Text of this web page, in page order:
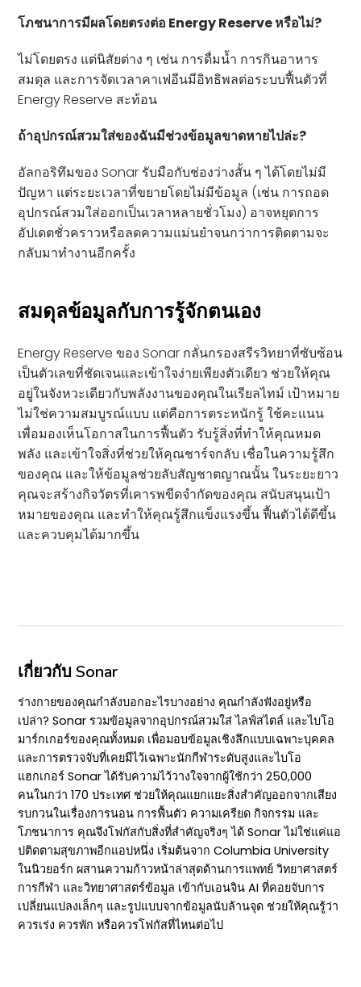
โภชนาการมีผลโดยตรงต่อ Energy Reserve หรือไม่?
ไม่โดยตรง แต่นิสัยต่าง ๆ เช่น การดื่มน้ำ การกินอาหาร
สมดุล และการจัดเวลาคาเฟอีนมีอิทธิพลต่อระบบฟื้นตัวที่
Energy Reserve สะท้อน
ถ้าอุปกรณ์สวมใส่ของฉันมีช่วงข้อมูลขาดหายไปล่ะ?
อัลกอริทึมของ Sonar รับมือกับช่องว่างสั้น ๆ ได้โดยไม่มี
ปัญหา แต่ระยะเวลาที่ขยายโดยไม่มีข้อมูล (เช่น การถอด
อุปกรณ์สวมใส่ออกเป็นเวลาหลายชั่วโมง) อาจหยุดการ
อัปเดตชั่วคราวหรือลดความแม่นยำจนกว่าการติดตามจะ
กลับมาทำงานอีกครั้ง
สมดุลข้อมูลกับการรู้จักตนเอง
Energy Reserve ของ Sonar กลั่นกรองสรีรวิทยาที่ซับซ้อน
เป็นตัวเลขที่ชัดเจนและเข้าใจง่ายเพียงตัวเดียว ช่วยให้คุณ
อยู่ในจังหวะเดียวกับพลังงานของคุณในเรียลไทม์ เป้าหมาย
ไม่ใช่ความสมบูรณ์แบบ แต่คือการตระหนักรู้ ใช้คะแนน
เพื่อมองเห็นโอกาสในการฟื้นตัว รับรู้สิ่งที่ทำให้คุณหมด
พลัง และเข้าใจสิ่งที่ช่วยให้คุณชาร์จกลับ เชื่อในความรู้สึก
ของคุณ และให้ข้อมูลช่วยลับสัญชาตญาณนั้น ในระยะยาว
คุณจะสร้างกิจวัตรที่เคารพขีดจำกัดของคุณ สนับสนุนเป้า
หมายของคุณ และทำให้คุณรู้สึกแข็งแรงขึ้น ฟื้นตัวได้ดีขึ้น
และควบคุมได้มากขึ้น
เกี่ยวกับ Sonar
ร่างกายของคุณกำลังบอกอะไรบางอย่าง คุณกำลังฟังอยู่หรือ
เปล่า? Sonar รวมข้อมูลจากอุปกรณ์สวมใส่ ไลฟ์สไตล์ และไบโอ
มาร์กเกอร์ของคุณทั้งหมด เพื่อมอบข้อมูลเชิงลึกแบบเฉพาะบุคคล
และการตรวจจับที่เคยมีไว้เฉพาะนักกีฬาระดับสูงและไบโอ
แฮกเกอร์ Sonar ได้รับความไว้วางใจจากผู้ใช้กว่า 250,000
คนในกว่า 170 ประเทศ ช่วยให้คุณแยกแยะสิ่งสำคัญออกจากเสียง
รบกวนในเรื่องการนอน การฟื้นตัว ความเครียด กิจกรรม และ
โภชนาการ คุณจึงโฟกัสกับสิ่งที่สำคัญจริงๆ ได้ Sonar ไม่ใช่แค่แอ
ปติดตามสุขภาพอีกแอปหนึ่ง เริ่มต้นจาก Columbia University
ในนิวยอร์ก ผสานความก้าวหน้าล่าสุดด้านการแพทย์ วิทยาศาสตร์
การกีฬา และวิทยาศาสตร์ข้อมูล เข้ากับเอนจิน AI ที่คอยจับการ
เปลี่ยนแปลงเล็กๆ และรูปแบบจากข้อมูลนับล้านจุด ช่วยให้คุณรู้ว่า
ควรเร่ง ควรพัก หรือควรโฟกัสที่ไหนต่อไป